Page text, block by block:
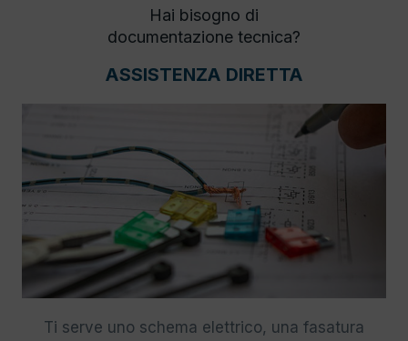
Hai bisogno di
documentazione tecnica?
ASSISTENZA DIRETTA
Ti serve uno schema elettrico, una fasatura